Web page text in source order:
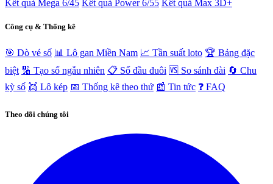
Kết quả Mega 6/45 Kết quả Power 6/55 Kết quả Max 3D+
Công cụ & Thống kê
🎯 Dò vé số 📊 Lô gan Miền Nam 📈 Tần suất loto 🏆 Bảng đặc
biệt 🔢 Tạo số ngẫu nhiên 📋 Sổ đầu đuôi 🆚 So sánh đài 🔄 Chu
kỳ số 👯 Lô kép 📅 Thống kê theo thứ 📰 Tin tức ❓ FAQ
Theo dõi chúng tôi